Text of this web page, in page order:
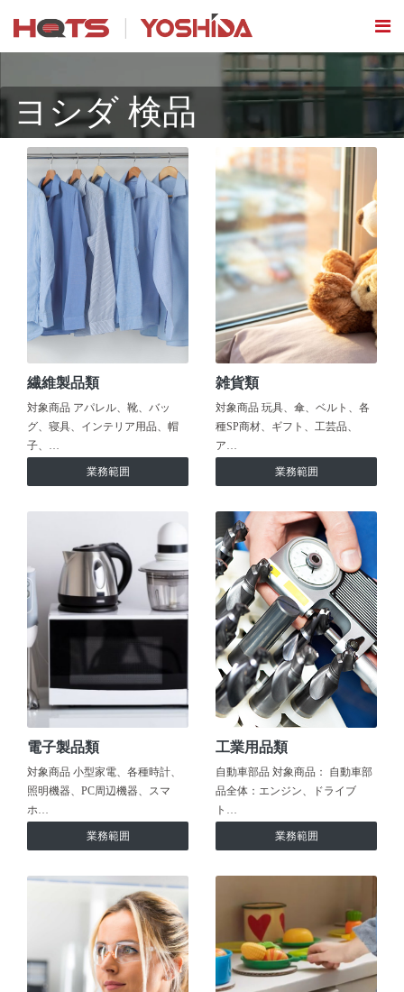
ヨシダ 検品
繊維製品類
対象商品 アパレル、靴、バッ
グ、寝具、インテリア用品、帽
子、…
業務範囲
雑貨類
対象商品 玩具、傘、ベルト、各
種SP商材、ギフト、工芸品、
ア…
業務範囲
電子製品類
対象商品 小型家電、各種時計、
照明機器、PC周辺機器、スマ
ホ…
業務範囲
工業用品類
自動車部品 対象商品： 自動車部
品全体：エンジン、ドライブ
ト…
業務範囲